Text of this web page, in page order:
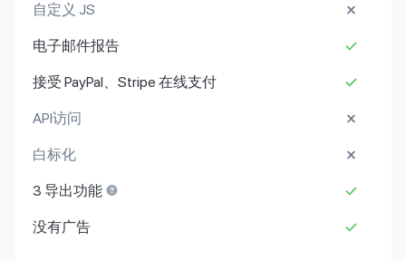
自定义 JS
电子邮件报告
接受 PayPal、Stripe 在线支付
API访问
白标化
3 导出功能
没有广告